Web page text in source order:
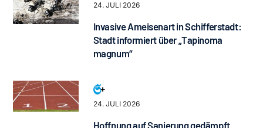
24. JULI 2026
Invasive Ameisenart in Schifferstadt:
Stadt informiert über „Tapinoma
magnum“
24. JULI 2026
Hoffnung auf Sanierung gedämpft